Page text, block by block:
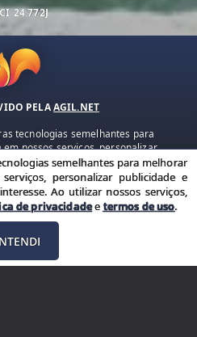
24.772J
PELAAGIL.NET
tecnologias semelhantes para
nossos serviços, personalizar
de seu interesse. Ao utilizar
com nossa política de privacidade e
de uso.
Termos de uso
semelhantes para melhorar
personalizar publicidade e
Ao utilizar nossos serviços,
de privacidadeetermos de uso.